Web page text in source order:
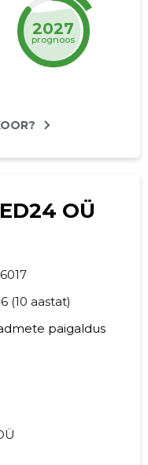
2027
prognoos
OÜ
(10 aastat)
paigaldus